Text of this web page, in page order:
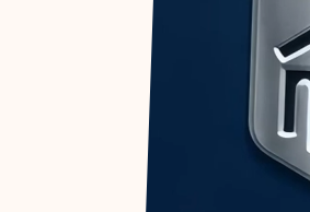
УГЭЦ РТ